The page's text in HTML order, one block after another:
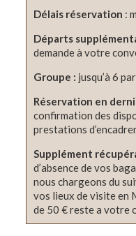
Délais réservation :
Départs
demande à votre
Groupe : jusqu’à 6
Réservation en
confirmation des
prestations
Supplément
d’absence de vos
nous chargeons du
vos lieux de visite en
de 50 € reste a votre